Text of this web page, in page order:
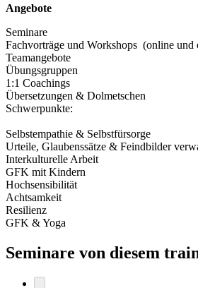
Angebote
Seminare
Fachvorträge und Workshops (online und
Teamangebote
Übungsgruppen
1:1 Coachings
Übersetzungen & Dolmetschen
Schwerpunkte:
Selbstempathie & Selbstfürsorge
Urteile, Glaubenssätze & Feindbilder
Interkulturelle Arbeit
GFK mit Kindern
Hochsensibilität
Achtsamkeit
Resilienz
GFK & Yoga
Seminare von diesem